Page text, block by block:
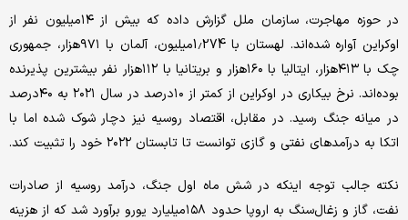
در حوزه مهاجرت، سازمان ملل گزارش داده که بیش از ۱۴‌میلیون نفر از
اوکراین آواره شده‌اند. لهستان با 1.274میلیون، آلمان با ۹۷۱هزار، جمهوری
چک با ۴۱۳هزار، ایتالیا با ۱۶۰هزار و بریتانیا با ۱۱۲هزار نفر بیشترین پذیرنده
بوده‌اند. نرخ بیکاری در اوکراین از کمتر از ۱۰درصد در سال ۲۰۲۱ به ۴۰درصد
در میانه جنگ رسید. در مقابل، اقتصاد روسیه نیز دچار شوک شده اما با
اتکا به درآمدهای نفتی و گازی توانست تا تابستان ۲۰۲۲ خود را تثبیت کند.
نکته جالب توجه اینکه در شش ماه اول جنگ، درآمد روسیه از صادرات
نفت، گاز و زغال‌سنگ به اروپا حدود ۱۵۸میلیارد یورو برآورد شد که از هزینه